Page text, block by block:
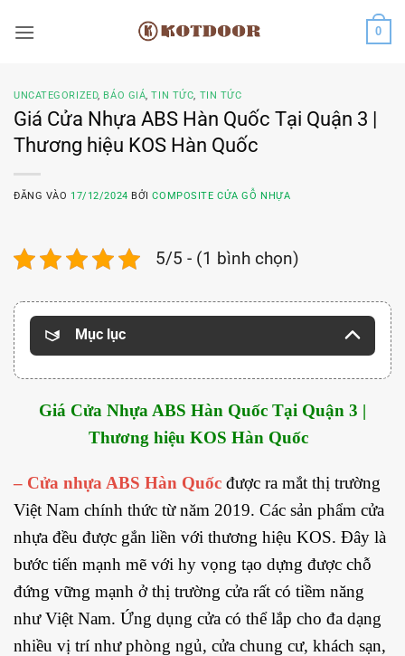
qua
0
UNCATEGORIZED, BÁO GIÁ,TIN TỨC, TIN TỨC
Giá Cửa Nhựa ABS Hàn Quốc Tại Quận 3 |
Thương hiệu KOS Hàn Quốc
ĐĂNG VÀO 17/12/2024 BỞICOMPOSITE CỬA GỖ NHỰA
5/5 - (1 bình chọn)
Mục lục
Giá Cửa Nhựa ABS Hàn Quốc Tại Quận 3 |
Thương hiệu KOS Hàn Quốc
– Cửa nhựa ABS Hàn Quốc được ra mắt thị trường
Việt Nam chính thức từ năm 2019. Các sản phẩm cửa
nhựa đều được gắn liền với thương hiệu KOS. Đây là
bước tiến mạnh mẽ với hy vọng tạo dựng được chỗ
đứng vững mạnh ở thị trường cửa rất có tiềm năng
như Việt Nam. Ứng dụng cửa có thể lắp cho đa dạng
nhiều vị trí như phòng ngủ, cửa chung cư, khách sạn,